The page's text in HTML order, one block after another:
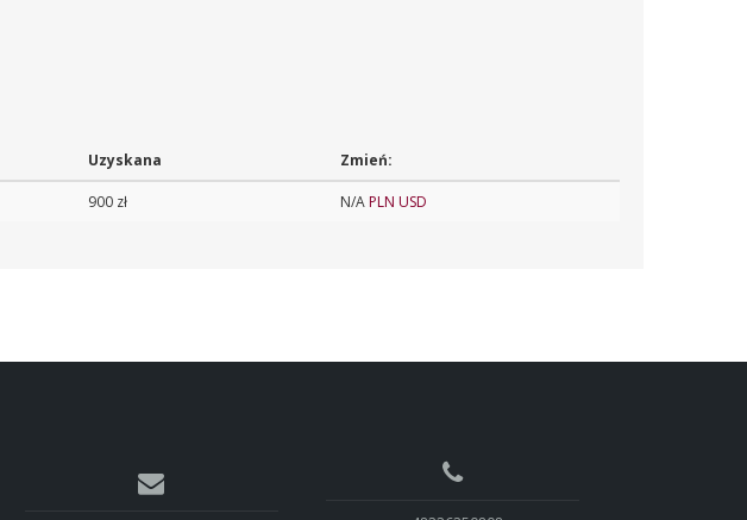
Uzyskana Zmień:
900 zł N/APLN USD